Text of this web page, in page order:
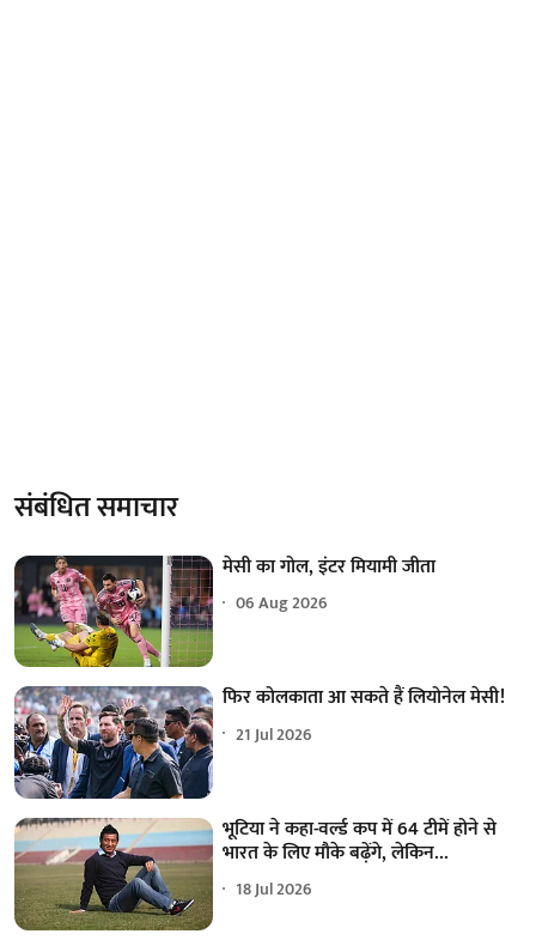
संबंधित समाचार
मेसी का गोल, इंटर मियामी जीता
06 Aug 2026
फिर कोलकाता आ सकते हैं लियोनेल मेसी!
21 Jul 2026
भूटिया ने कहा-वर्ल्ड कप में 64 टीमें होने से
भारत के लिए मौके बढ़ेंगे, लेकिन...
18 Jul 2026